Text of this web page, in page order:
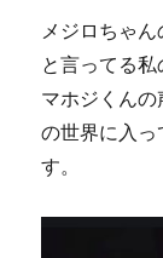
メジロちゃん
と言ってる
マホジくん
の世界に入
す。